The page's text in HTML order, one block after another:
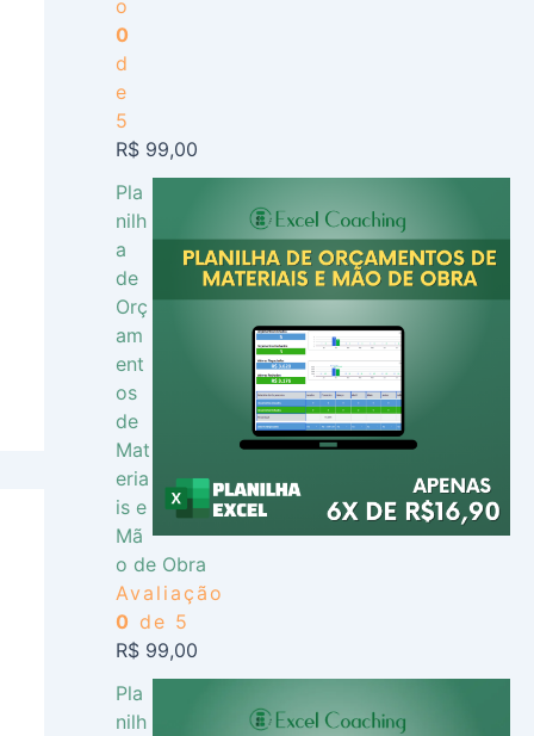
o
0
d
e
5
R$99,00
Pla
nilh
a
de
Orç
am
ent
os
de
Mat
eria
is e
Mã
o de Obra
Avaliação
0 de 5
R$99,00
Pla
nilh